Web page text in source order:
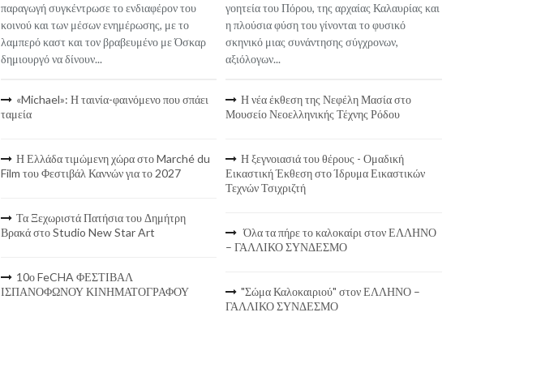
παραγωγή συγκέντρωσε το ενδιαφέρον του
κοινού και των μέσων ενημέρωσης, με το
λαμπερό καστ και τον βραβευμένο με Όσκαρ
δημιουργό να δίνουν...
«Michael»: Η ταινία-φαινόμενο που σπάει
ταμεία
Η Ελλάδα τιμώμενη χώρα στο Marché du
Film του Φεστιβάλ Καννών για το 2027
Τα Ξεχωριστά Πατήσια του Δημήτρη
Βρακά στο Studio New Star Art
10ο FeCHA ΦΕΣΤΙΒΑΛ
ΙΣΠΑΝΟΦΩΝΟΥ ΚΙΝΗΜΑΤΟΓΡΑΦΟΥ
γοητεία του Πόρου, της αρχαίας Καλαυρίας και
η πλούσια φύση του γίνονται το φυσικό
σκηνικό μιας συνάντησης σύγχρονων,
αξιόλογων...
Η νέα έκθεση της Νεφέλη Μασία στο
Μουσείο Νεοελληνικής Τέχνης Ρόδου
Η ξεγνοιασιά του θέρους - Ομαδική
Εικαστική Έκθεση στο Ίδρυμα Εικαστικών
Τεχνών Τσιχριζτή
Όλα τα πήρε το καλοκαίρι στον ΕΛΛΗΝΟ
– ΓΑΛΛΙΚΟ ΣΥΝΔΕΣΜΟ
"Σώμα Καλοκαιριού" στον ΕΛΛΗΝΟ –
ΓΑΛΛΙΚΟ ΣΥΝΔΕΣΜΟ